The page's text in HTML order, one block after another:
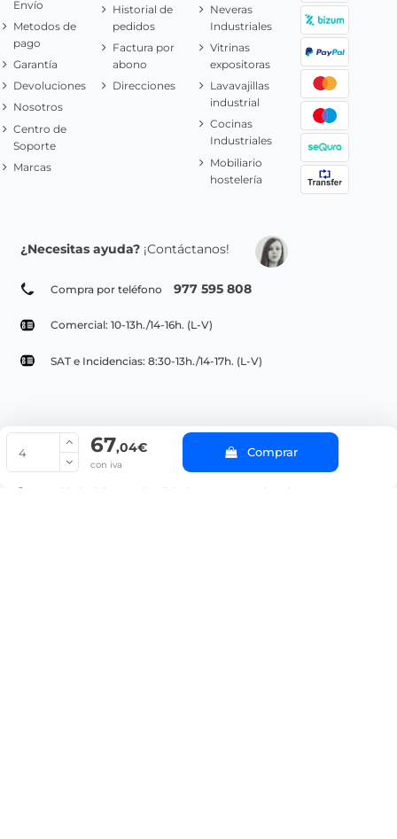
67,04€
con iva
Comprar
La cantidad mínima en el pedido de compra para el producto es 4.
Envío
Metodos de
pago
Garantía
Devoluciones
Nosotros
Centro de
Soporte
Marcas
Historial de
pedidos
Factura por
abono
Direcciones
Neveras
Industriales
Vitrinas
expositoras
Lavavajillas
industrial
Cocinas
Industriales
Mobiliario
hostelería
¿Necesitas ayuda? ¡Contáctanos!
Compra por teléfono 977 595 808
Comercial: 10-13h./14-16h. (L-V)
SAT e Incidencias: 8:30-13h./14-17h. (L-V)
© Copyright 2022 PepeBar.com |
Aviso legal y
Condiciones generales de compra |
Blog